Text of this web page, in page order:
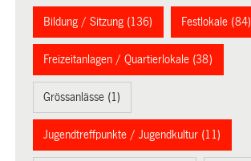
Bildung / Sitzung (136) Festlokale (84)
Freizeitanlagen / Quartierlokale (38)
Grössanlässe (1)
Jugendtreffpunkte / Jugendkultur (11)